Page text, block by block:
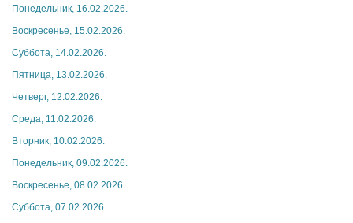
Понедельник, 16.02.2026.
Воскресенье, 15.02.2026.
Суббота, 14.02.2026.
Пятница, 13.02.2026.
Четверг, 12.02.2026.
Среда, 11.02.2026.
Вторник, 10.02.2026.
Понедельник, 09.02.2026.
Воскресенье, 08.02.2026.
Суббота, 07.02.2026.